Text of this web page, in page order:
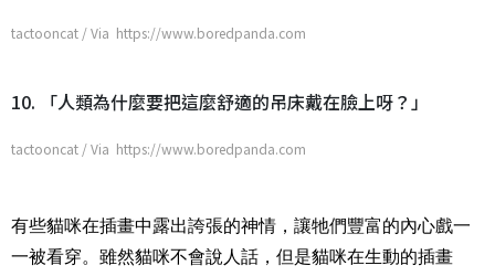
tactooncat / Via https://www.boredpanda.com
10. 「人類為什麼要把這麼舒適的吊床戴在臉上呀？」
tactooncat / Via https://www.boredpanda.com
有些貓咪在插畫中露出誇張的神情，讓牠們豐富的內心戲一
一被看穿。雖然貓咪不會說人話，但是貓咪在生動的插畫